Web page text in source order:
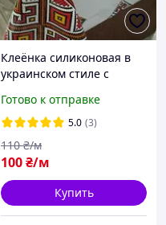
Клеёнка силиконовая в
украинском стиле с
Готово к отправке
5.0 (3)
100₴/м
110 ₴/м
Купить